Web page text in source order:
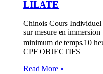
LILATE
Chinois Cours
sur mesure en immersion
minimum de temps.10
CPF OBJECTIFS
Read More »